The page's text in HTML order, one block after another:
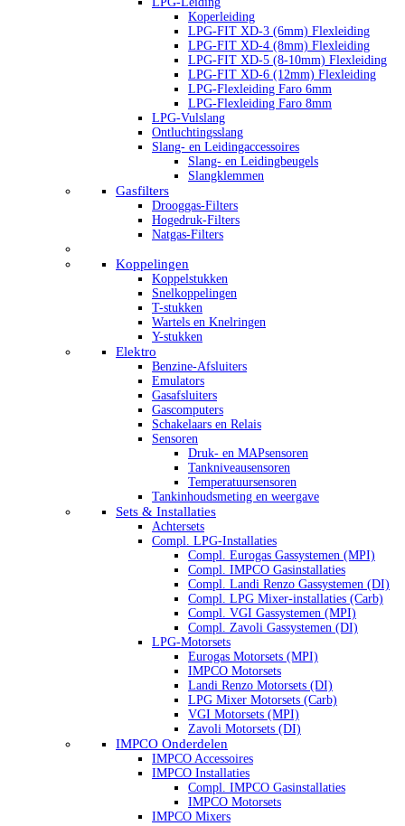
Koperleiding
LPG-FIT XD-3 (6mm) Flexleiding
LPG-FIT XD-4 (8mm) Flexleiding
LPG-FIT XD-5 (8-10mm) Flexleiding
LPG-FIT XD-6 (12mm) Flexleiding
LPG-Flexleiding Faro 6mm
LPG-Flexleiding Faro 8mm
LPG-Vulslang
Ontluchtingsslang
Slang- en Leidingaccessoires
Slang- en Leidingbeugels
Slangklemmen
Gasfilters
Drooggas-Filters
Hogedruk-Filters
Natgas-Filters
Koppelingen
Koppelstukken
Snelkoppelingen
T-stukken
Wartels en Knelringen
Y-stukken
Elektro
Benzine-Afsluiters
Emulators
Gasafsluiters
Gascomputers
Schakelaars en Relais
Sensoren
Druk- en MAPsensoren
Tankniveausensoren
Temperatuursensoren
Tankinhoudsmeting en weergave
Sets & Installaties
Achtersets
Compl. LPG-Installaties
Compl. Eurogas Gassystemen (MPI)
Compl. IMPCO Gasinstallaties
Compl. Landi Renzo Gassystemen (DI)
Compl. LPG Mixer-installaties (Carb)
Compl. VGI Gassystemen (MPI)
Compl. Zavoli Gassystemen (DI)
LPG-Motorsets
Eurogas Motorsets (MPI)
IMPCO Motorsets
Landi Renzo Motorsets (DI)
LPG Mixer Motorsets (Carb)
VGI Motorsets (MPI)
Zavoli Motorsets (DI)
IMPCO Onderdelen
IMPCO Accessoires
IMPCO Installaties
Compl. IMPCO Gasinstallaties
IMPCO Motorsets
IMPCO Mixers